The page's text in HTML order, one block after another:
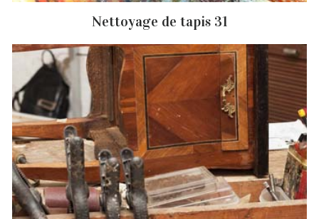
Nettoyage de tapis 31